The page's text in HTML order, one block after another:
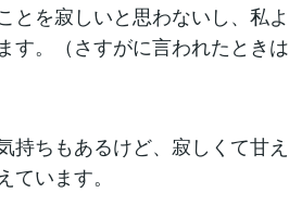
とを寂しいと思わないし、私よ
す。（さすがに言われたときは
ちもあるけど、寂しくて甘え
います。